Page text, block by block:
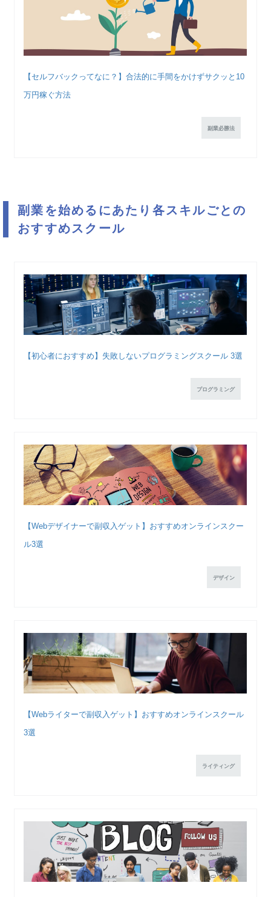
【セルフバックってなに？】合法的に手間をかけずサクッと10
万円稼ぐ方法
副業必勝法
副業を始めるにあたり各スキルごとの
おすすめスクール
【初心者におすすめ】失敗しないプログラミングスクール 3選
プログラミング
【Webデザイナーで副収入ゲット】おすすめオンラインスクー
ル3選
デザイン
【Webライターで副収入ゲット】おすすめオンラインスクール
3選
ライティング